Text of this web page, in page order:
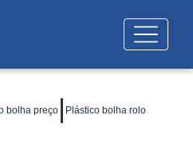
bolha preço Plástico bolha rolo